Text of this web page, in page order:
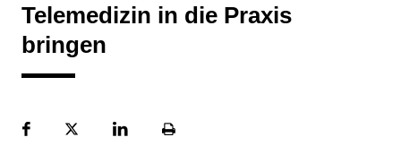
Telemedizin in die Praxis
bringen
FacebookPlattformLinekdInSeite